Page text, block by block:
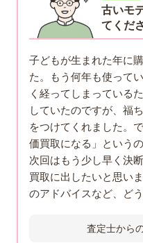
古いモ
てくだ
子どもが生まれた年に
た。もう何年も使って
く経ってしまっている
していたのですが、福
をつけてくれました。
価買取になる」という
次回はもう少し早く決
買取に出したいと思い
のアドバイスなど、ど
査定士
査定士から